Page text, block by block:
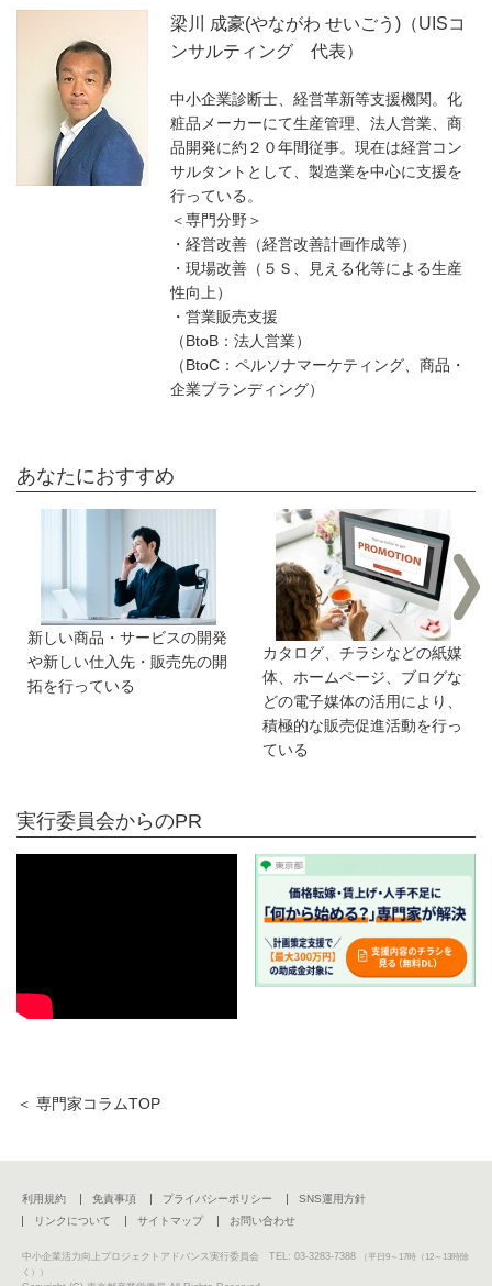
梁川 成豪(やながわ せいごう)（UISコ
ンサルティング 代表）
中小企業診断士、経営革新等支援機関。化
粧品メーカーにて生産管理、法人営業、商
品開発に約２０年間従事。現在は経営コン
サルタントとして、製造業を中心に支援を
行っている。
＜専門分野＞
・経営改善（経営改善計画作成等）
・現場改善（５Ｓ、見える化等による生産
性向上）
・営業販売支援
（BtoB：法人営業）
（BtoC：ペルソナマーケティング、商品・
企業ブランディング）
あなたにおすすめ
新しい商品・サービスの開発
や新しい仕入先・販売先の開
拓を行っている
カタログ、チラシなどの紙媒
体、ホームページ、ブログな
どの電子媒体の活用により、
積極的な販売促進活動を行っ
ている
実行委員会からのPR
＜ 専門家コラムTOP
利用規約 免責事項 プライバシーポリシー
SNS運用方針
リンクについて
サイトマップ お問い合わせ
中小企業活力向上プロジェクトアドバンス実行委員会 TEL: 03-3283-7388
（平日9～17時（12～13時除
く））